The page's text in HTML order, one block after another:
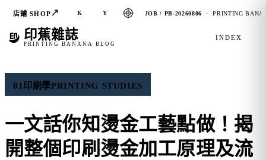
店鋪 SHOP ↗ K Y JOB / PB-20260806 · PRINTING
印蕉雜誌
PRINTING BANANA BLOG
INDEX
01 印刷學PRINTING STUDIES
一文話你知燙金工藝點做！揭
開整個印刷燙金加工原理及流